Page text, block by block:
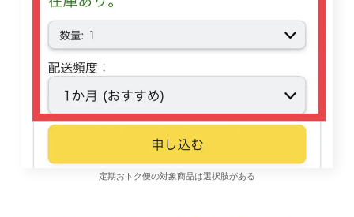
定期おトク便の対象商品は選択肢がある